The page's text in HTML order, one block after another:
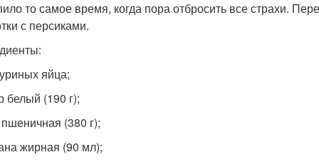
то самое время, когда пора отбросить все страхи.
с персиками.
яйца;
белый (190 г);
(380 г);
жирная (90 мл);